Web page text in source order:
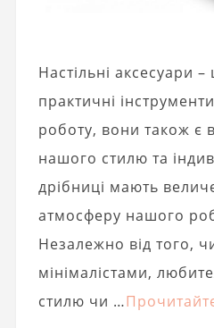
Настільні аксесуари
практичні
роботу, вони також є
нашого стилю та
дрібниці мають
атмосферу нашого
Незалежно від того,
мінімалістами,
стилю чи …